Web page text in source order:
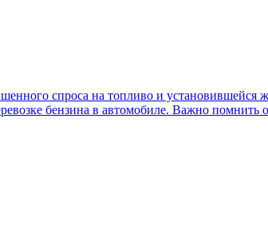
спроса на топливо и установившейся
бензина в автомобиле. Важно помнить